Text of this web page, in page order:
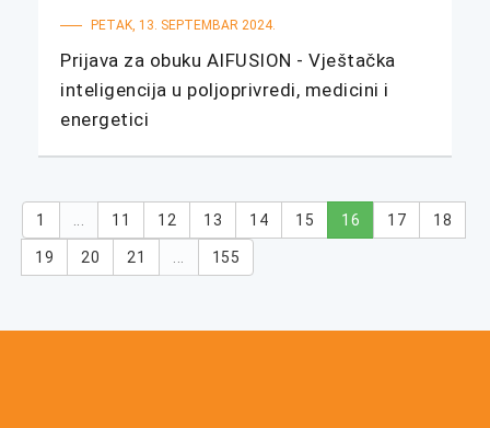
PETAK, 13. SEPTEMBAR 2024.
Prijava za obuku AIFUSION - Vještačka
inteligencija u poljoprivredi, medicini i
energetici
1 11 12 13 14 15 16 17 18
19 20 21 155